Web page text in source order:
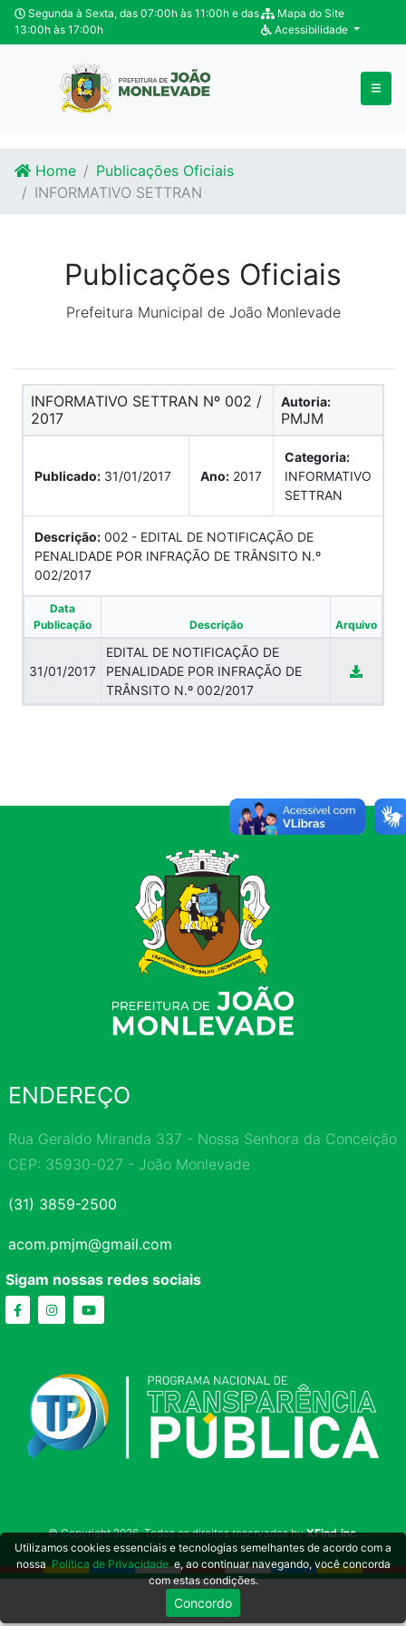
Ir para o conteúdo
Ir para o fim do conteúdo
Segunda à Sexta, das 07:00h às 11:00h e das
13:00h às 17:00h
Mapa do Site
Acessibilidade
Home
Publicações Oficiais
INFORMATIVO SETTRAN
Publicações Oficiais
Prefeitura Municipal de João Monlevade
INFORMATIVO SETTRAN Nº 002 /
2017
Autoria:
PMJM
Publicado: 31/01/2017 Ano: 2017
Categoria:
INFORMATIVO
SETTRAN
Descrição: 002 - EDITAL DE NOTIFICAÇÃO DE
PENALIDADE POR INFRAÇÃO DE TRÂNSITO N.º
002/2017
Data
Publicação
Descrição Arquivo
31/01/2017
EDITAL DE NOTIFICAÇÃO DE
PENALIDADE POR INFRAÇÃO DE
TRÂNSITO N.º 002/2017
ENDEREÇO
Rua Geraldo Miranda 337 - Nossa Senhora da Conceição
CEP: 35930-027 - João Monlevade
(31) 3859-2500
acom.pmjm@gmail.com
Sigam nossas redes sociais
© Copyright 2026, Todos os direitos reservados byXFind.inc.
Utilizamos cookies essenciais e tecnologias semelhantes de acordo com a
nossaPolítica de Privacidadee, ao continuar navegando, você concorda
com estas condições.
Concordo